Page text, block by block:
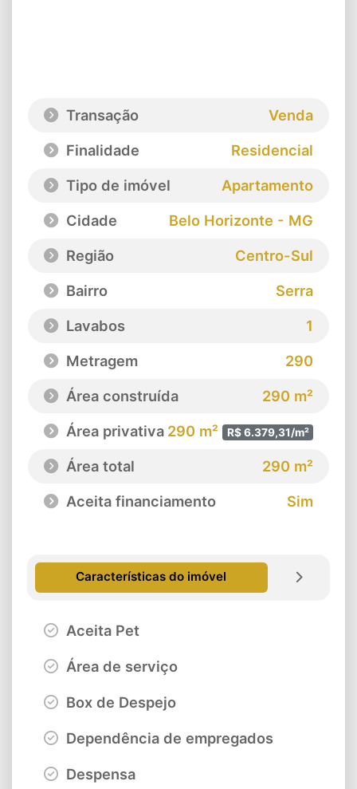
Transação
Venda
Finalidade
Residencial
Tipo de imóvel
Apartamento
Cidade
Belo Horizonte - MG
Região
Centro-Sul
Bairro
Serra
Lavabos
1
Metragem
290
Área construída
290 m²
Área privativa 290 m² R$ 6.379,31/m²
Área total
290 m²
Aceita financiamento
Sim
Características do imóvel
Aceita Pet
Área de serviço
Box de Despejo
Dependência de empregados
Despensa